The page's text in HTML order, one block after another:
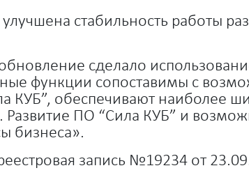
стабильность работы
сделало
функции сопоставимы с
КУБ”, обеспечивают наиболее
ПО “Сила КУБ” и
бизнеса».
запись №19234 от